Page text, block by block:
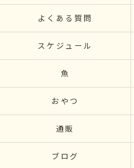
よくある質問
スケジュール
魚
おやつ
通販
ブログ